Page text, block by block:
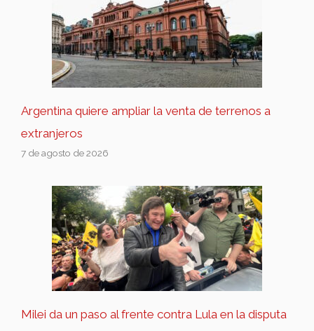
Argentina quiere ampliar la venta de terrenos a
extranjeros
7 de agosto de 2026
Milei da un paso al frente contra Lula en la disputa